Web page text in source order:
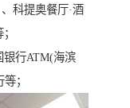
科提奥餐厅·酒
银行ATM(海滨
；